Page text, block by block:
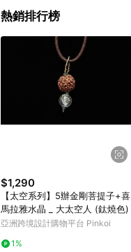
熱銷排行榜
$1,290
【太空系列】5辦金剛菩提子+喜
馬拉雅水晶 _ 大太空人 (鈦燒色)
亞洲跨境設計購物平台 Pinkoi
1%